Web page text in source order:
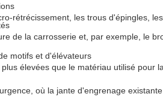
rétrécissement, les trous d'épingles,
de la carrosserie et, par exemple, le
motifs et d'élévateurs
élevées que le matériau utilisé pour
où la jante d'engrenage